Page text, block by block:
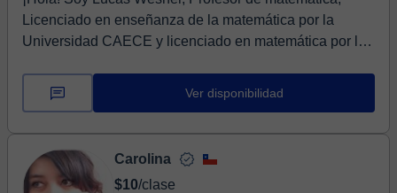
Licenciado en enseñanza de la matemática por la
Universidad CAECE y licenciado en matemática por la
Ver disponibilidad
Carolina
$10/clase